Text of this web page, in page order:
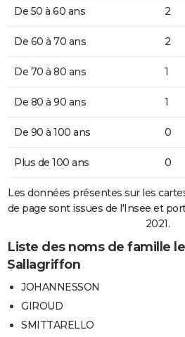
De 50 à 60 ans 2
De 60 à 70 ans 2
De 70 à 80 ans 1
De 80 à 90 ans 1
De 90 à 100 ans 0
Plus de 100 ans 0
Les données présentes sur les
de page sont issues de l'Insee et
2021.
Liste des noms de famille
Sallagriffon
JOHANNESSON
GIROUD
SMITTARELLO